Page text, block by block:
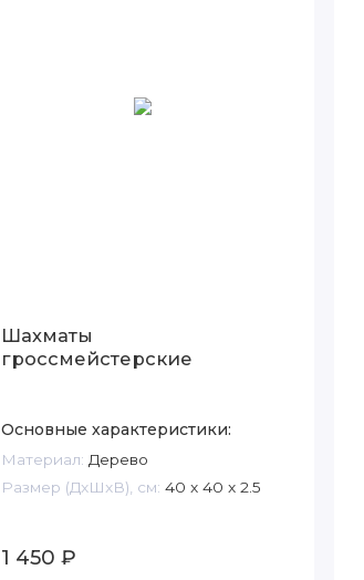
Шахматы
гроссмейстерские
Основные характеристики:
Материал: Дерево
Размер (ДxШxВ), см: 40 x 40 x 2.5
1 450 ₽